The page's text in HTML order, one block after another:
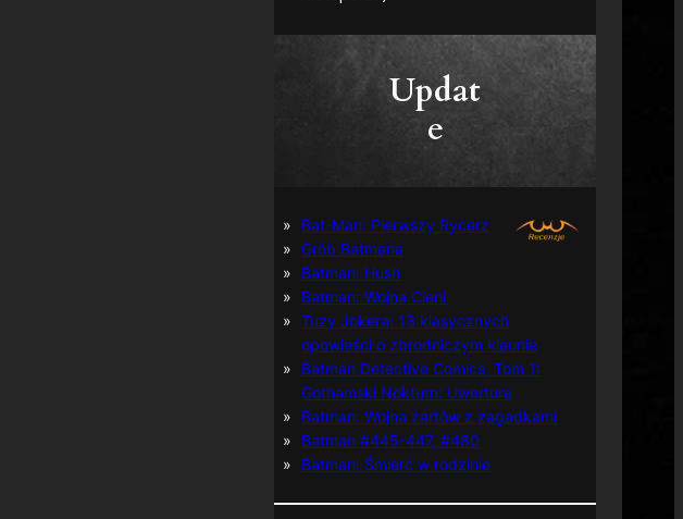
Updat
e
Bat-Man: Pierwszy Rycerz
Grób Batmana
Batman: Hush
Batman: Wojna Cieni
Tuzy Jokera: 13 klasycznych
opowieści o zbrodniczym klaunie
Batman Detective Comics, Tom 1:
Gothamski Nokturn: Uwertura
Batman: Wojna żartów z zagadkami
Batman #445-447, #480
Batman: Śmierć w rodzinie